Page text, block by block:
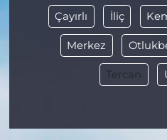
Çayırlı İliç
Merkez
Tercan